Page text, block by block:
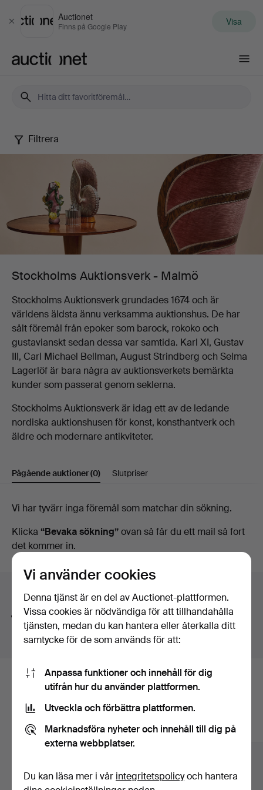
Stäng
Auctionet
Finns på Google Play Visa
Stockholms
Auktionsverk
Malmö
Filtrera
Stockholms Auktionsverk - Malmö
Stockholms Auktionsverk grundades 1674 och är
världens äldsta ännu verksamma auktionshus. De har
sålt föremål från epoker som barock, rokoko och
gustavianskt sedan dessa var samtida. Karl XI, Gustav
III, Carl Michael Bellman, August Strindberg och Selma
Lagerlöf är bara några av auktionsverkets bemärkta
kunder som passerat genom seklerna.
Stockholms Auktionsverk är idag ett av de ledande
nordiska auktionshusen för konst, konsthantverk och
äldre och modernare antikviteter.
Pågående auktioner(0) Slutpriser
Pågående
auktioner
Vi har tyvärr inga föremål som matchar din sökning.
Klicka “Bevaka sökning”ovan så får du ett mail så fort
det kommer in.
Vi söker automatiskt delar av ord. Söker du påband
hittar vi ävenarmbandsur.
Här är föremål från vårt arkiv som
matchar din sökning
Visa alla föremål
Vi använder cookies
Denna tjänst är en del av Auctionet-plattformen.
Vissa cookies är nödvändiga för att tillhandahålla
tjänsten, medan du kan hantera eller återkalla ditt
samtycke för de som används för att:
Anpassa funktioner och innehåll för dig
utifrån hur du använder plattformen.
Utveckla och förbättra plattformen.
Marknadsföra nyheter och innehåll till dig på
externa webbplatser.
Du kan läsa mer i vår integritetspolicyoch hantera